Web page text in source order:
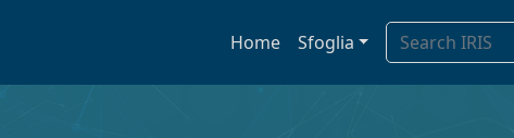
Home Sfoglia